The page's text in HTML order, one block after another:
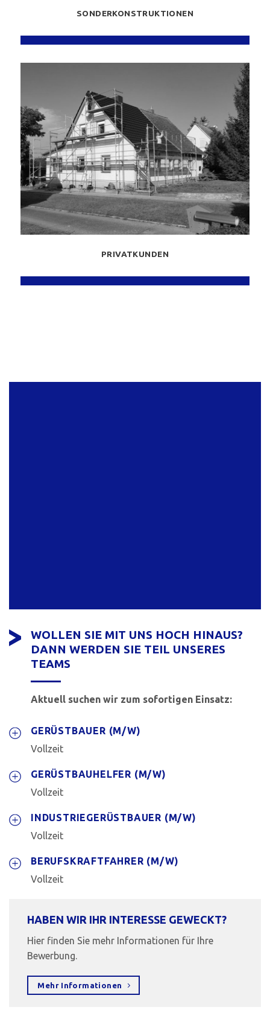
SONDERKONSTRUKTIONEN
PRIVATKUNDEN
WOLLEN SIE MIT UNS HOCH HINAUS?
DANN WERDEN SIE TEIL UNSERES
TEAMS
Aktuell suchen wir zum sofortigen Einsatz:
GERÜSTBAUER (M/W)
Vollzeit
GERÜSTBAUHELFER (M/W)
Vollzeit
INDUSTRIEGERÜSTBAUER (M/W)
Vollzeit
BERUFSKRAFTFAHRER (M/W)
Vollzeit
HABEN WIR IHR INTERESSE GEWECKT?
Hier finden Sie mehr Informationen für Ihre
Bewerbung.
Mehr Informationen